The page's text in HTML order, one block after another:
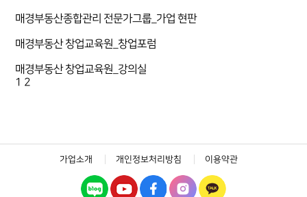
매경부동산종합관리 전문가그룹_가업 현판
매경부동산 창업교육원_창업포럼
매경부동산 창업교육원_강의실
1 2
가업소개 개인정보처리방침 이용약관